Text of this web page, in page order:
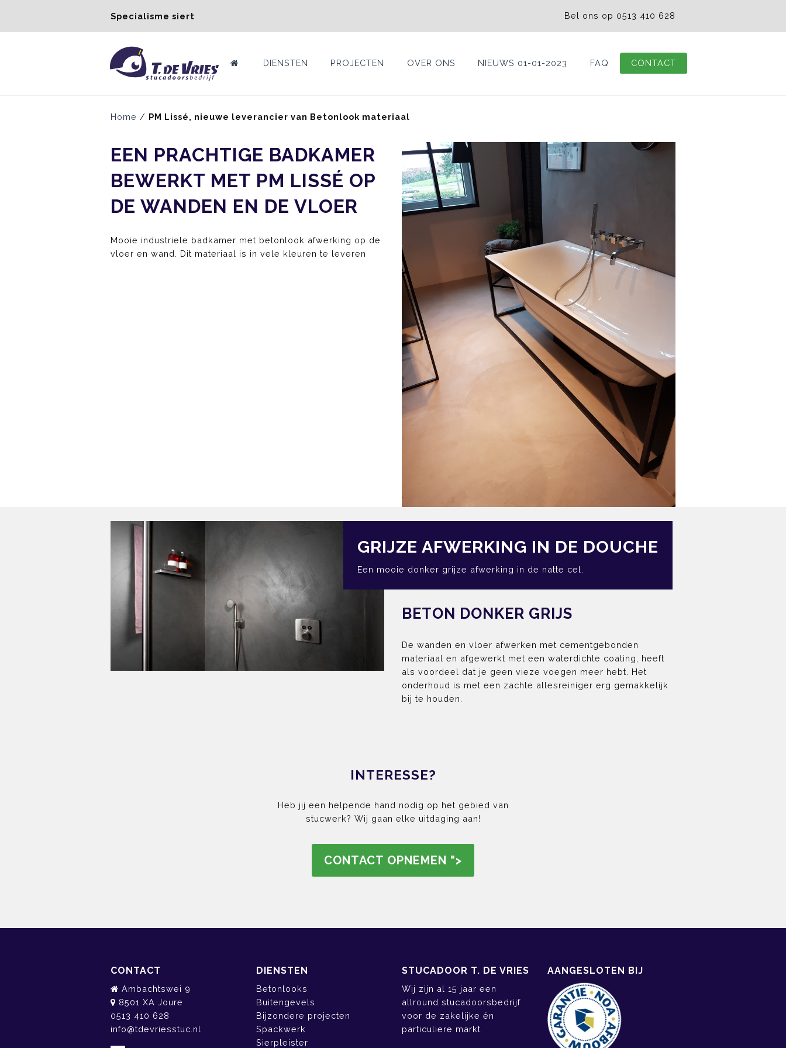
Specialisme siert Bel ons op 0513 410 628
DIENSTEN PROJECTEN OVER ONS NIEUWS 01-01-2023 FAQ CONTACT
Home / PM Lissé, nieuwe leverancier van Betonlook materiaal
EEN PRACHTIGE BADKAMER
BEWERKT MET PM LISSÉ OP
DE WANDEN EN DE VLOER
Mooie industriele badkamer met betonlook afwerking op de
vloer en wand. Dit materiaal is in vele kleuren te leveren
GRIJZE AFWERKING IN DE DOUCHE
Een mooie donker grijze afwerking in de natte cel.
BETON DONKER GRIJS
De wanden en vloer afwerken met cementgebonden
materiaal en afgewerkt met een waterdichte coating, heeft
als voordeel dat je geen vieze voegen meer hebt. Het
onderhoud is met een zachte allesreiniger erg gemakkelijk
bij te houden.
INTERESSE?
Heb jij een helpende hand nodig op het gebied van
stucwerk? Wij gaan elke uitdaging aan!
CONTACT OPNEMEN ">
CONTACT
Ambachtswei 9
8501 XA Joure
0513 410 628
info@tdevriesstuc.nl
DIENSTEN
Betonlooks
Buitengevels
Bijzondere projecten
Spackwerk
Sierpleister
STUCADOOR T. DE VRIES
Wij zijn al 15 jaar een
allround stucadoorsbedrijf
voor de zakelijke én
particuliere markt
AANGESLOTEN BIJ